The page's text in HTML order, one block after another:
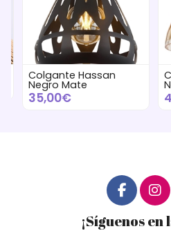
Colgante Hassan
Negro Mate
35,00€
¡Síguenos en